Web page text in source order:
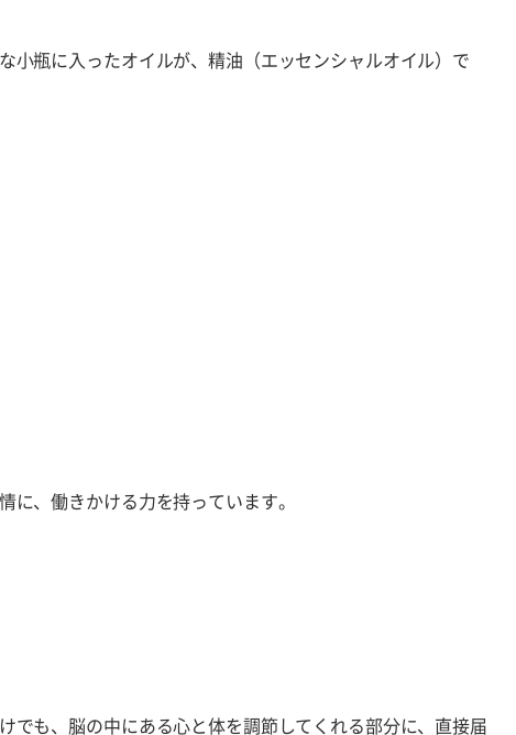
小瓶に入ったオイルが、精油（エッセンシャルオイル）で
、働きかける力を持っています。
でも、脳の中にある心と体を調節してくれる部分に、直接届